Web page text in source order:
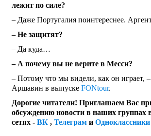
лежит по силе?
– Даже Португалия поинтереснее.
– Не защитят?
– Да куда…
– А почему вы не верите в Месси?
– Потому что мы видели, как он играет, –
Аршавин в выпуске FONtour.
Дорогие читатели! Приглашаем Вас
обсуждению новости в наших группах
сетях - ВК , Телеграм и Одноклассники